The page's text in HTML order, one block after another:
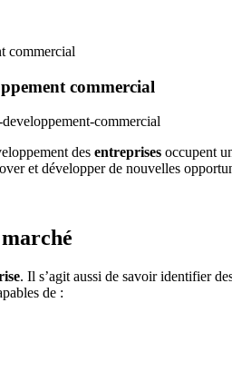
commercial
commercial
des entreprises occupent
et développer de nouvelles
. Il s’agit aussi de savoir identifier
de :